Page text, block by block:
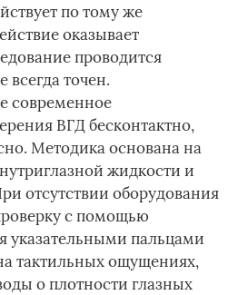
по тому же
оказывает
проводится
всегда точен.
современное
ВГД бесконтактно,
Методика основана на
жидкости и
отсутствии оборудования
с помощью
указательными пальцами
тактильных ощущениях,
о плотности глазных